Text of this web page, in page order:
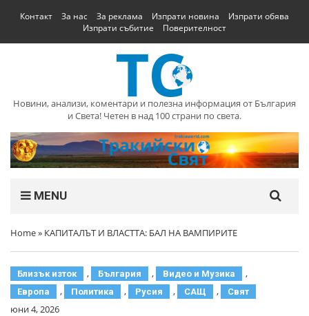
Контакт За нас За реклама Изпрати новина
Изпрати обява
Изпрати събитие
Поверителност
Новини, анализи, коментари и полезна информация от България
и Света! Четен в над 100 страни по света.
MENU
Home» КАПИТАЛЪТ И ВЛАСТТА: БАЛ НА ВАМПИРИТЕ
Близък изток , България , Видео и Музика ,
Европа , Политика , Русия , САЩ , Свят
юни 4, 2026